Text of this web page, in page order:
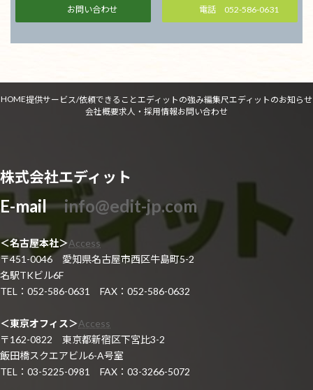
お問い合わせ 電話 052-586-0631
HOME提供サービス/依頼できることエディットの強み編集尺エディットのお知らせ
会社概要求人・採用情報お問い合わせ
株式会社エディット
E-mailinfo@edit-jp.com
＜名古屋本社＞Access
〒451-0046 愛知県名古屋市西区牛島町5-2
名駅TKビル6F
TEL：052-586-0631 FAX：052-586-0632
＜東京オフィス＞Access
〒162-0822 東京都新宿区下宮比3-2
飯田橋スクエアビル6-A号室
TEL：03-5225-0981 FAX：03-3266-5072